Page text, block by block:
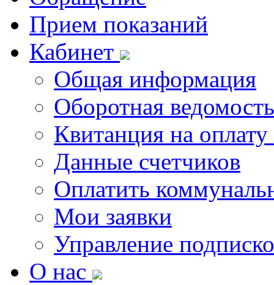
Прием показаний
Кабинет
Общая информация
Оборотная ведомость
Квитанция на
Данные счетчиков
Оплатить
Мои заявки
Управление
О нас